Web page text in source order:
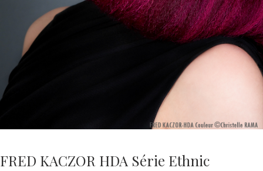
FRED KACZOR HDA Série Ethnic